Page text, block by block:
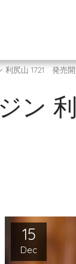
利尻山 1721 発売
ン
15
Dec